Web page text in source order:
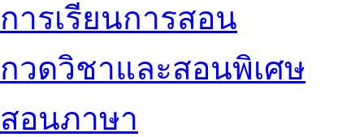
การเรียนการสอน
กวดวิชาและสอนพิเศษ
สอนภาษา